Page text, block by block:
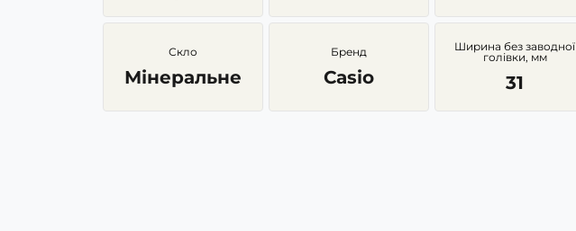
Скло
Мінеральне
Бренд
Casio
Ширина без заводної
голівки, мм
31